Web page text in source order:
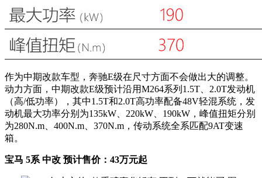
作为中期改款车型，奔驰E级在尺寸方面不会做出大的调整。
动力方面，中期改款E级预计沿用M264系列1.5T、2.0T发动机
（高/低功率），其中1.5T和2.0T高功率配备48V轻混系统，发
动机最大功率分别为135kW、220kW、190kW，峰值扭矩分别
为280N.m、400N.m、370N.m，传动系统全系匹配9AT变速
箱。
宝马 5系 中改 预计售价：43万元起